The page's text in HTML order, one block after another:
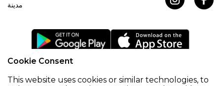
Cookie Consent
This website uses cookies or similar technologies, to
مدينة
سياسة خاصة اتفاقية ملفات تعريف الارتباط